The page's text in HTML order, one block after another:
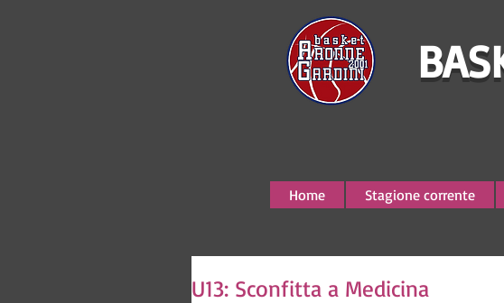
Home Stagione corrente
U13: Sconfitta a Medicina